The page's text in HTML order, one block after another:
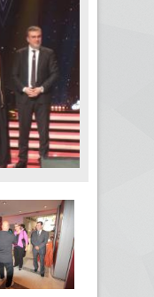
العربي
المزيد من الصور
الصفحات